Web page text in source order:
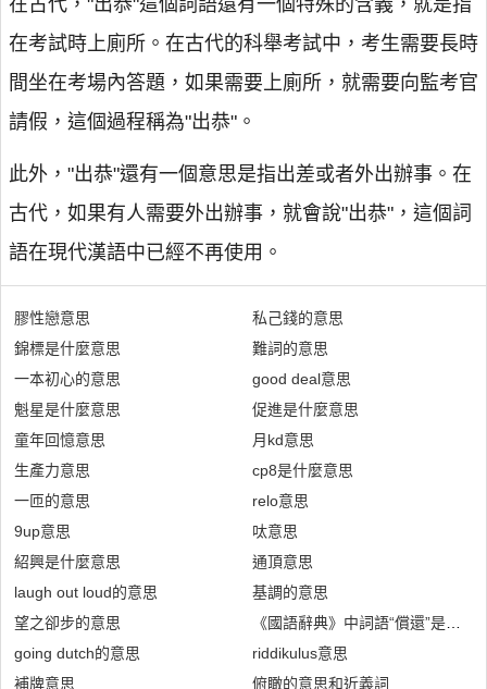
在古代，"出恭"這個詞語還有一個特殊的含義，就是指
在考試時上廁所。在古代的科舉考試中，考生需要長時
間坐在考場內答題，如果需要上廁所，就需要向監考官
請假，這個過程稱為"出恭"。
此外，"出恭"還有一個意思是指出差或者外出辦事。在
古代，如果有人需要外出辦事，就會說"出恭"，這個詞
語在現代漢語中已經不再使用。
膠性戀意思
錦標是什麼意思
一本初心的意思
魁星是什麼意思
童年回憶意思
生產力意思
一匝的意思
9up意思
紹興是什麼意思
laugh out loud的意思
望之卻步的意思
going dutch的意思
補牌意思
私己錢的意思
難詞的意思
good deal意思
促進是什麼意思
月kd意思
cp8是什麼意思
relo意思
呔意思
通頂意思
基調的意思
《國語辭典》中詞語“償還”是什麼
riddikulus意思
俯瞰的意思和近義詞